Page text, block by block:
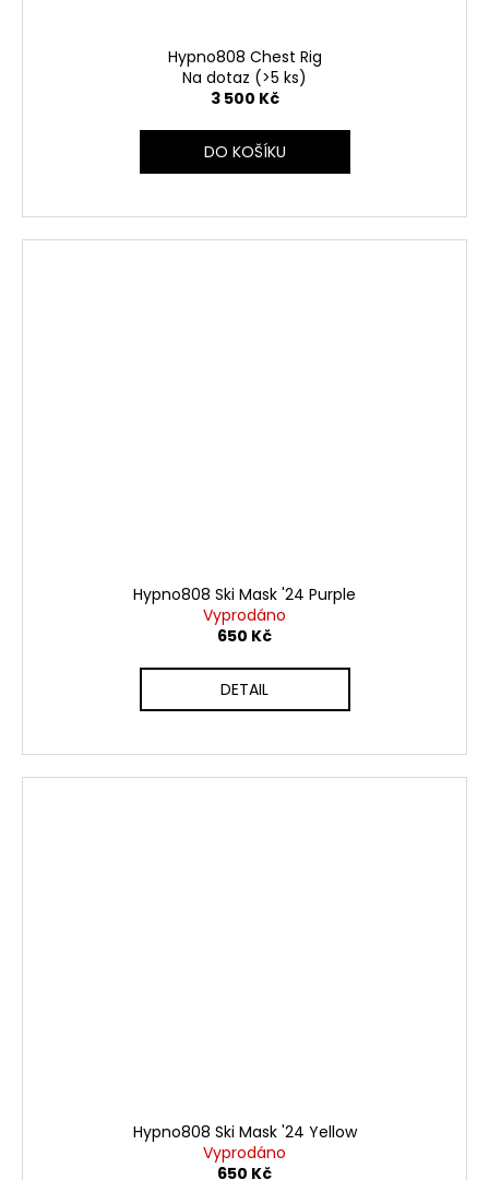
Hypno808 Chest Rig
Na dotaz (>5 ks)
3 500 Kč
DO KOŠÍKU
Hypno808 Ski Mask '24 Purple
Vyprodáno
650 Kč
DETAIL
Hypno808 Ski Mask '24 Yellow
Vyprodáno
650 Kč